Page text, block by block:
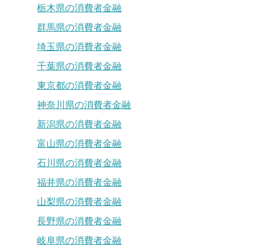
栃木県の消費者金融
群馬県の消費者金融
埼玉県の消費者金融
千葉県の消費者金融
東京都の消費者金融
神奈川県の消費者金融
新潟県の消費者金融
富山県の消費者金融
石川県の消費者金融
福井県の消費者金融
山梨県の消費者金融
長野県の消費者金融
岐阜県の消費者金融